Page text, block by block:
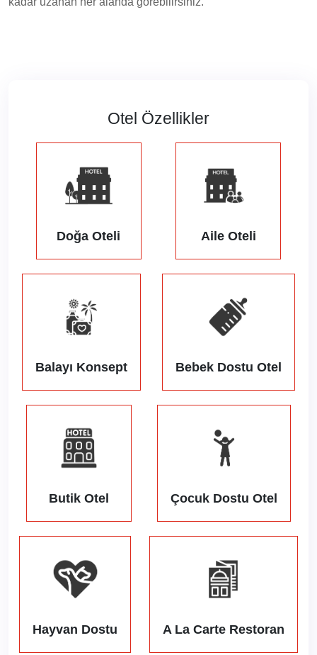
Otel Özellikler
Doğa Oteli Aile Oteli
Balayı Konsept Bebek Dostu Otel
Butik Otel Çocuk Dostu Otel
Hayvan Dostu A La Carte Restoran